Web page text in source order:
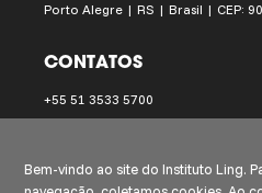
Porto Alegre | RS | Brasil | CEP:
CONTATOS
+55 51 3533 5700
instituto.ling@institutoling.org.br
Bem-vindo ao site do Instituto Ling.